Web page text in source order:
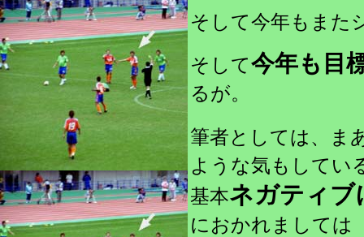
そして今年もまた
そして今年も目
るが。
筆者としては、ま
ような気もしてい
基本ネガティブ
におかれましては